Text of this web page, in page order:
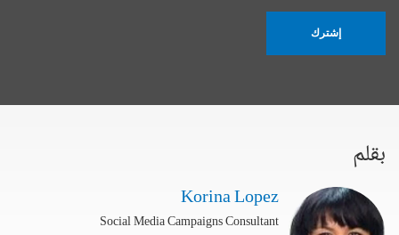
إشترك
بقلم
Korina Lopez
Social Media Campaigns Consultant